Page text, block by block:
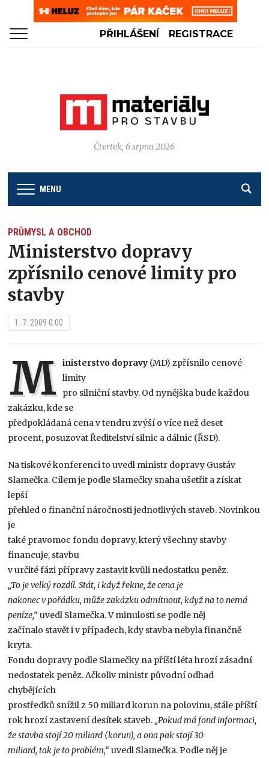
PŘIHLÁŠENÍ REGISTRACE
Čtvrtek, 6 srpna 2026
MENU
PRŮMYSL A OBCHOD
Ministerstvo dopravy
zpřísnilo cenové limity pro
stavby
1. 7. 2009 0:00
M inisterstvo dopravy (MD) zpřísnilo cenové
limity
pro silniční stavby. Od nynějška bude každou
zakázku, kde se
předpokládaná cena v tendru zvýší o více než deset
procent, posuzovat Ředitelství silnic a dálnic (ŘSD).
Na tiskové konferenci to uvedl ministr dopravy Gustáv
Slamečka. Cílem je podle Slamečky snaha ušetřit a získat
lepší
přehled o finanční náročnosti jednotlivých staveb. Novinkou
je
také pravomoc fondu dopravy, který všechny stavby
financuje, stavbu
v určité fázi přípravy zastavit kvůli nedostatku peněz.
„To je velký rozdíl. Stát, i když řekne, že cena je
nakonec v pořádku, může zakázku odmítnout, když na to nemá
peníze,“uvedl Slamečka. V minulosti se podle něj
začínalo stavět i v případech, kdy stavba nebyla finančně
kryta.
Fondu dopravy podle Slamečky na příští léta hrozí zásadní
nedostatek peněz. Ačkoliv ministr původní odhad
chybějících
prostředků snížil z 50 miliard korun na polovinu, stále příští
rok hrozí zastavení desítek staveb. „Pokud má fond informaci,
že stavba stojí 20 miliard (korun), a ona pak stojí 30
miliard, tak je to problém,“uvedl Slamečka. Podle něj je